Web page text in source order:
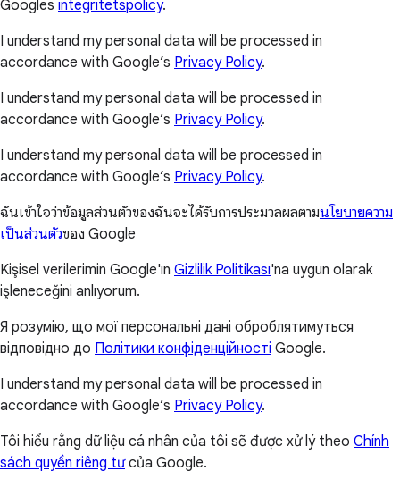
Googles integritetspolicy.
I understand my personal data will be processed in
accordance with Google’s Privacy Policy.
I understand my personal data will be processed in
accordance with Google’s Privacy Policy.
I understand my personal data will be processed in
accordance with Google’s Privacy Policy.
ฉันเข้าใจว่าข้อมูลส่วนตัวของฉันจะได้รับการประมวลผลตามนโยบายความ
เป็นส่วนตัวของ Google
Kişisel verilerimin Google'ın Gizlilik Politikası'na uygun olarak
işleneceğini anlıyorum.
Я розумію, що мої персональні дані оброблятимуться
відповідно до Політики конфіденційності Google.
I understand my personal data will be processed in
accordance with Google’s Privacy Policy.
Tôi hiểu rằng dữ liệu cá nhân của tôi sẽ được xử lý theo Chính
sách quyền riêng tưcủa Google.